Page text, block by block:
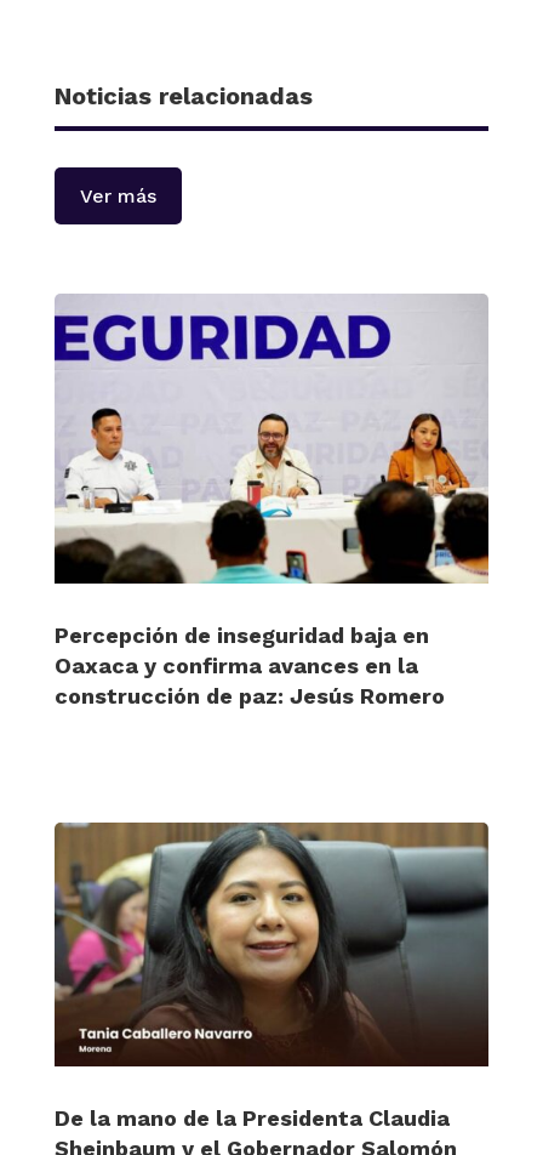
Noticias relacionadas
Ver más
Percepción de inseguridad baja en
Oaxaca y confirma avances en la
construcción de paz: Jesús Romero
De la mano de la Presidenta Claudia
Sheinbaum y el Gobernador Salomón